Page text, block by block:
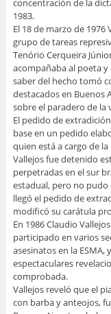
concentración de la
1983.
El 18 de marzo de
grupo de tareas
Tenório Cerqueira
acompañaba al poeta
saber del hecho tomó
destacados en Buenos
sobre el paradero de la
El pedido de
base en un pedido
quien está a cargo de la
Vallejos fue detenido
perpetradas en el sur
estadual, pero no
llegó el pedido de
modificó su carátula
En 1986 Claudio
participado en varios
asesinatos en la
espectaculares
comprobada.
Vallejos reveló que el
con barba y anteojos,